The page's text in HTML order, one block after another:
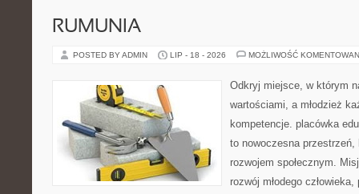
RUMUNIA
POSTED BY ADMIN LIP - 18 - 2026 MOŻLIWOŚĆ
Odkryj miejsce, w którym
wartościami, a młodzież
kompetencje. placówka
to nowoczesna
rozwojem społecznym.
rozwój młodego